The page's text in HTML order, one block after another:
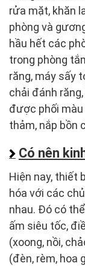
rửa mặt, khăn
phòng và
hầu hết các
trong phòng
răng, máy sấy
chải đánh
được phối
thảm, nắp bồn
Có nên
Hiện nay, thiết
hóa với các
nhau. Đó có
ấm siêu tốc,
(xoong, nồi,
(đèn, rèm, hoa